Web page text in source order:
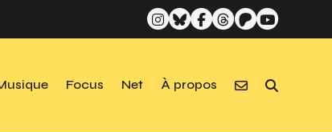
Focus Net À propos